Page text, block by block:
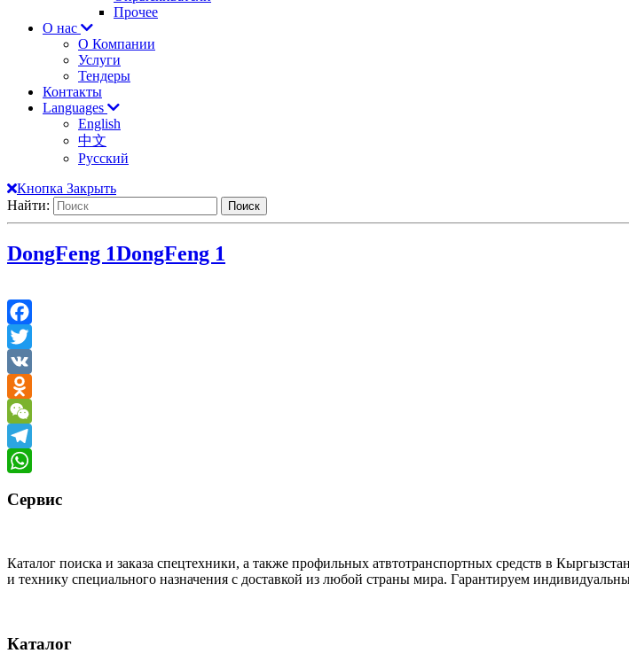
Прочее
О нас
О Компании
Услуги
Тендеры
Контакты
Languages
English
中文
Русский
Кнопка Закрыть
Найти:
DongFeng 1DongFeng 1
Facebook
Twitter
VK
Odnoklassniki
WeChat
Telegram
Сервис
Каталог поиска и заказа спецтехники, а также профильных атвтотранспортных средств в
и технику специального назначения с доставкой из любой страны мира. Гарантируем
Каталог